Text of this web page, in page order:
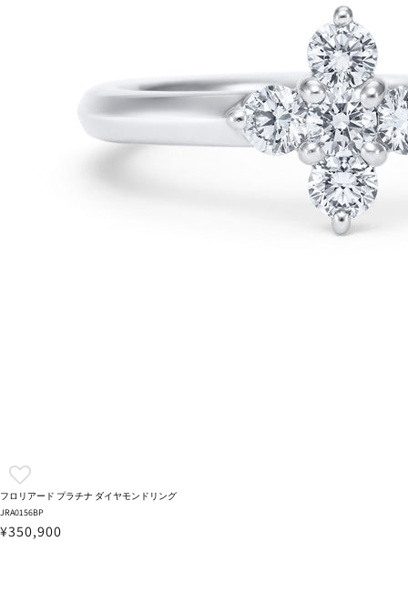
フロリアード プラチナ ダイヤモンドリング
JRA0156BP
¥350,900